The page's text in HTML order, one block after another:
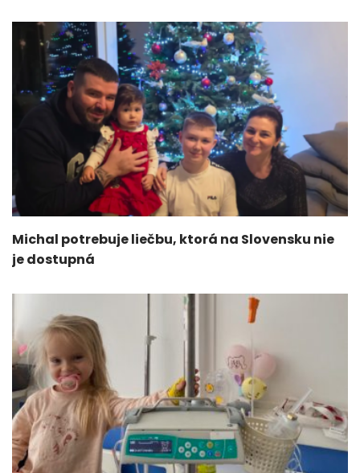
Michal potrebuje liečbu, ktorá na Slovensku nie
je dostupná